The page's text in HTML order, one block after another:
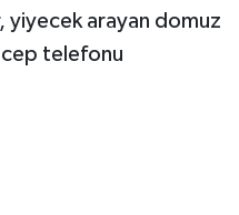
yiyecek arayan domuz
cep telefonu